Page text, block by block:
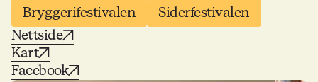
Bryggerifestivalen
Siderfestivalen
Nettside
Kart
Facebook